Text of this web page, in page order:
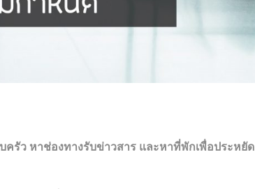
รัว หาช่องทางรับข่าวสาร และหาที่พักเพื่อประหยัด